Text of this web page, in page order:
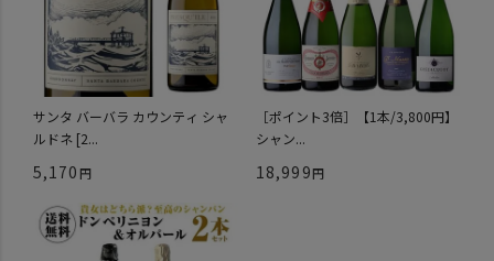
サンタ バーバラ カウンティ シャ
ルドネ [2...
5,170
［ポイント3倍］【1本/3,800円】
シャン...
18,999